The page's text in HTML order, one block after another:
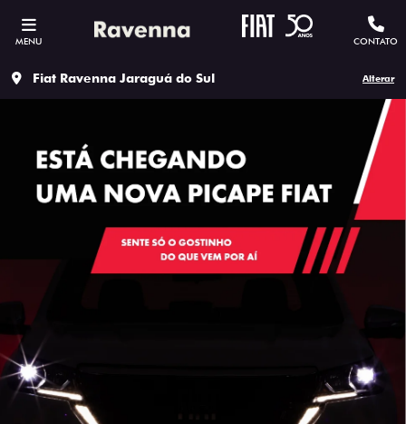
MENU CONTATO
Fiat Ravenna Jaraguá do Sul Alterar